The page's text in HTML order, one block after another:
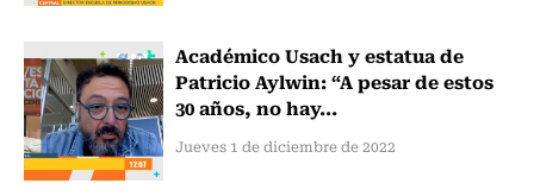
Académico Usach y estatua de
Patricio Aylwin: “A pesar de estos
30 años, no hay...
Jueves 1 de diciembre de 2022